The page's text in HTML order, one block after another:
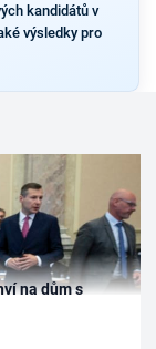
kandidátů v
výsledky pro
na dům s